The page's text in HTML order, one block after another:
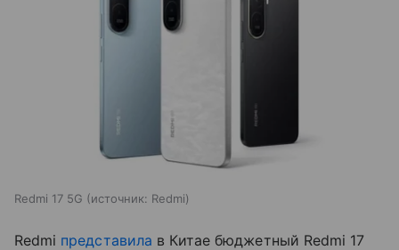
Redmi 17 5G источник: Redmi
Redmi представила в Китае бюджетный Redmi 17